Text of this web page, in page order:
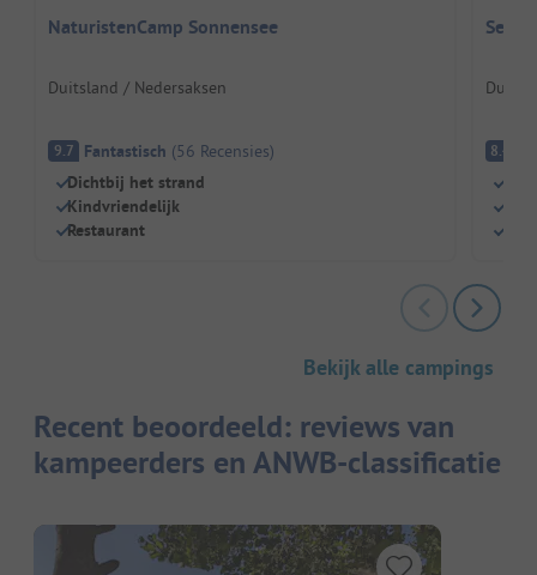
NaturistenCamp Sonnensee
Duitsland / Nedersaksen
9.7 Fantastisch (56 Recensies)
Dichtbij het strand
Kindvriendelijk
Restaurant
8.4
Bekijk alle campings
Recent beoordeeld: reviews van
kampeerders en ANWB-classificatie